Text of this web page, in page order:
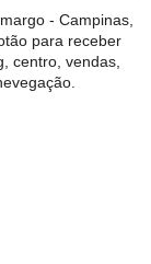
- Campinas,
para receber
centro, vendas,